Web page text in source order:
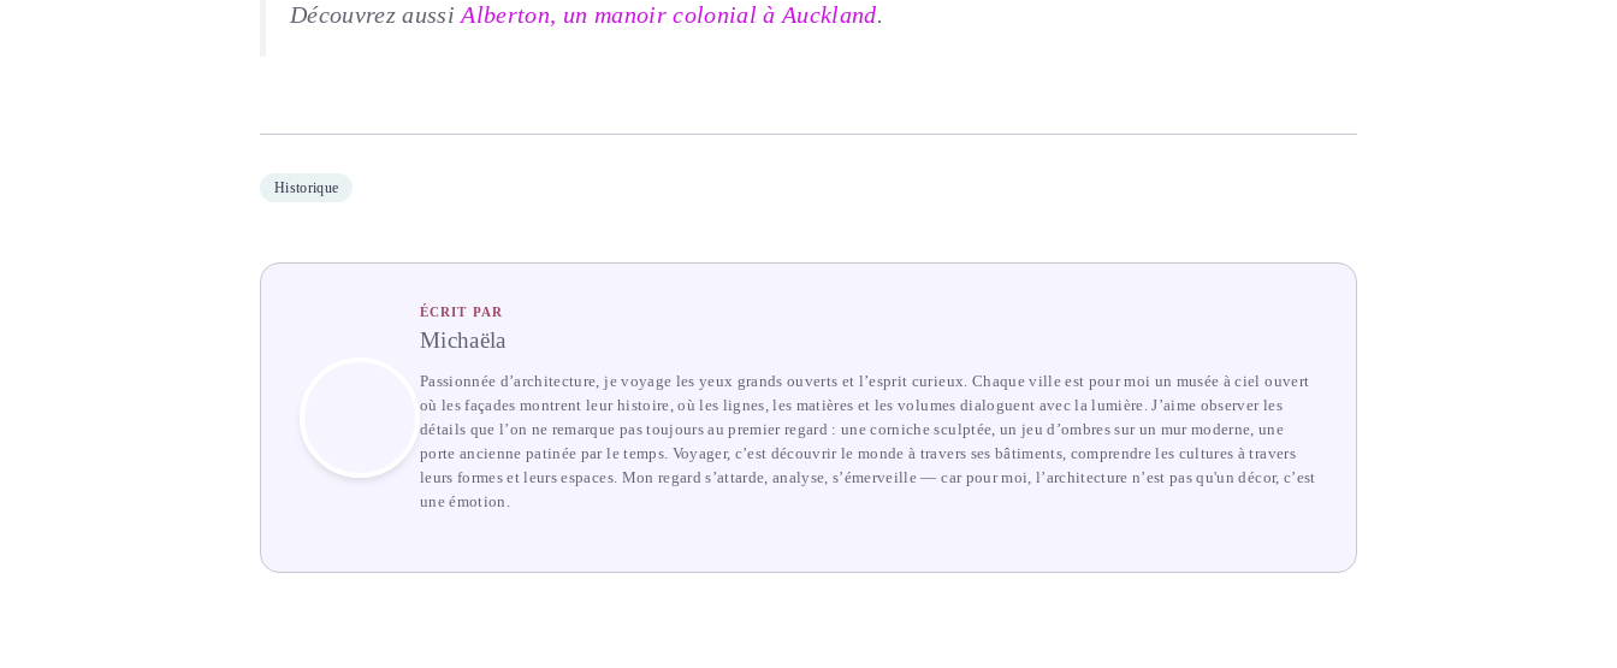
Découvrez aussiAlberton, un manoir colonial à Auckland.
Historique
ÉCRIT PAR
Michaëla
Passionnée d’architecture, je voyage les yeux grands ouverts et l’esprit curieux. Chaque ville est pour moi un musée à ciel ouvert
où les façades montrent leur histoire, où les lignes, les matières et les volumes dialoguent avec la lumière. J’aime observer les
détails que l’on ne remarque pas toujours au premier regard : une corniche sculptée, un jeu d’ombres sur un mur moderne, une
porte ancienne patinée par le temps. Voyager, c’est découvrir le monde à travers ses bâtiments, comprendre les cultures à travers
leurs formes et leurs espaces. Mon regard s’attarde, analyse, s’émerveille — car pour moi, l’architecture n’est pas qu'un décor, c’est
une émotion.